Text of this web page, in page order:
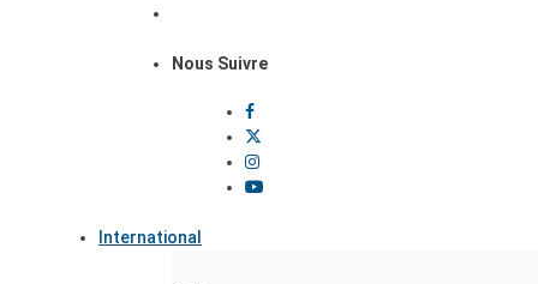
Nous Suivre
International